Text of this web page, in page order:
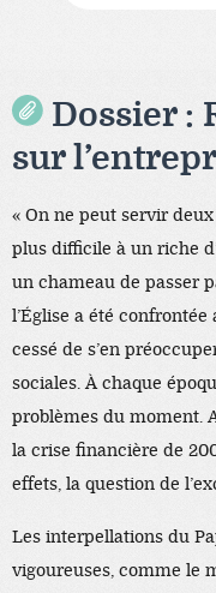
Dossier :
sur
« On ne peut servir
plus difficile à un riche
un chameau de passer
l’Église a été confrontée
cessé de s’en
sociales. À chaque
problèmes du moment.
la crise financière de
effets, la question de
Les interpellations du
vigoureuses, comme le